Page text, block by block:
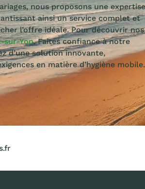
nous proposons une expertise
ainsi un service complet et
l’offre idéale. Pour découvrir nos
sur-Yon. Faites confiance à notre
d’une solution innovante,
en matière d’hygiène mobile.